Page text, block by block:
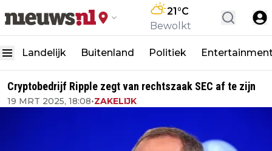
21°C
Bewolkt
Landelijk Buitenland Politiek
Cryptobedrijf Ripple zegt van rechtszaak SEC af te zijn
19 MRT 2025, 18:08•ZAKELIJK